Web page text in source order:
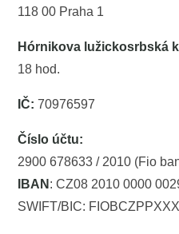
118 00 Praha 1
Hórnikova lužickosrbská
18 hod.
IČ: 70976597
Číslo účtu:
2900 678633 / 2010 (Fio
IBAN : CZ08 2010 0000
SWIFT/BIC: FIOBCZPPXXX